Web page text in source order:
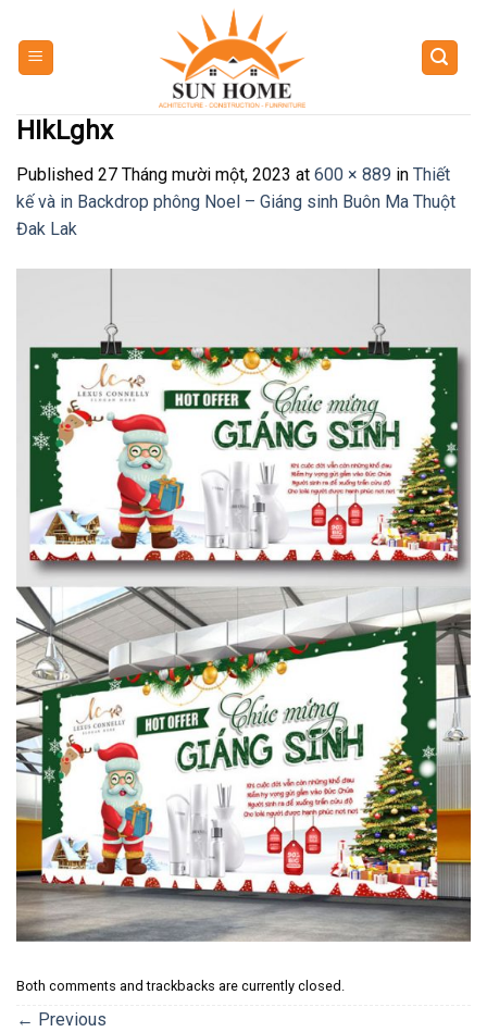
content
HIkLghx
Published 27 Tháng mười một, 2023 at 600 × 889 in Thiết
kế và in Backdrop phông Noel – Giáng sinh Buôn Ma Thuột
Đak Lak
Both comments and trackbacks are currently closed.
← Previous